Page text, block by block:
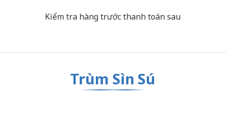
Kiểm tra hàng trước thanh toán sau
Trùm Sìn Sú